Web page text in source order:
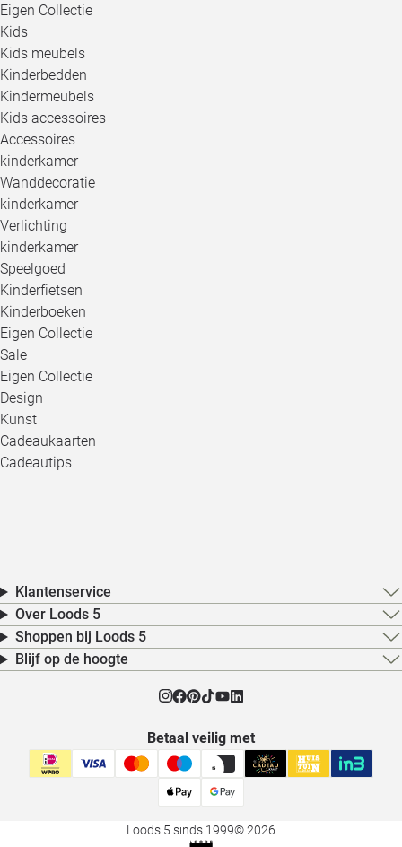
Eigen Collectie
Kids
Kids meubels
Kinderbedden
Kindermeubels
Kids accessoires
Accessoires
kinderkamer
Wanddecoratie
kinderkamer
Verlichting
kinderkamer
Speelgoed
Kinderfietsen
Kinderboeken
Eigen Collectie
Sale
Eigen Collectie
Design
Kunst
Cadeaukaarten
Cadeautips
Klantenservice
Over Loods 5
Shoppen bij Loods 5
Blijf op de hoogte
Betaal veilig met
Loods 5 sinds 1999© 2026